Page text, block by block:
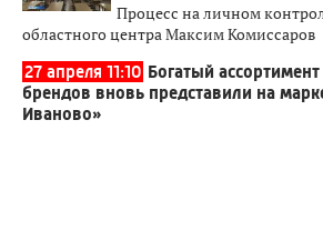
Процесс на личном
областного центра Максим Комиссаров
27 апреля 11:10 Богатый
брендов вновь представили на
Иваново»